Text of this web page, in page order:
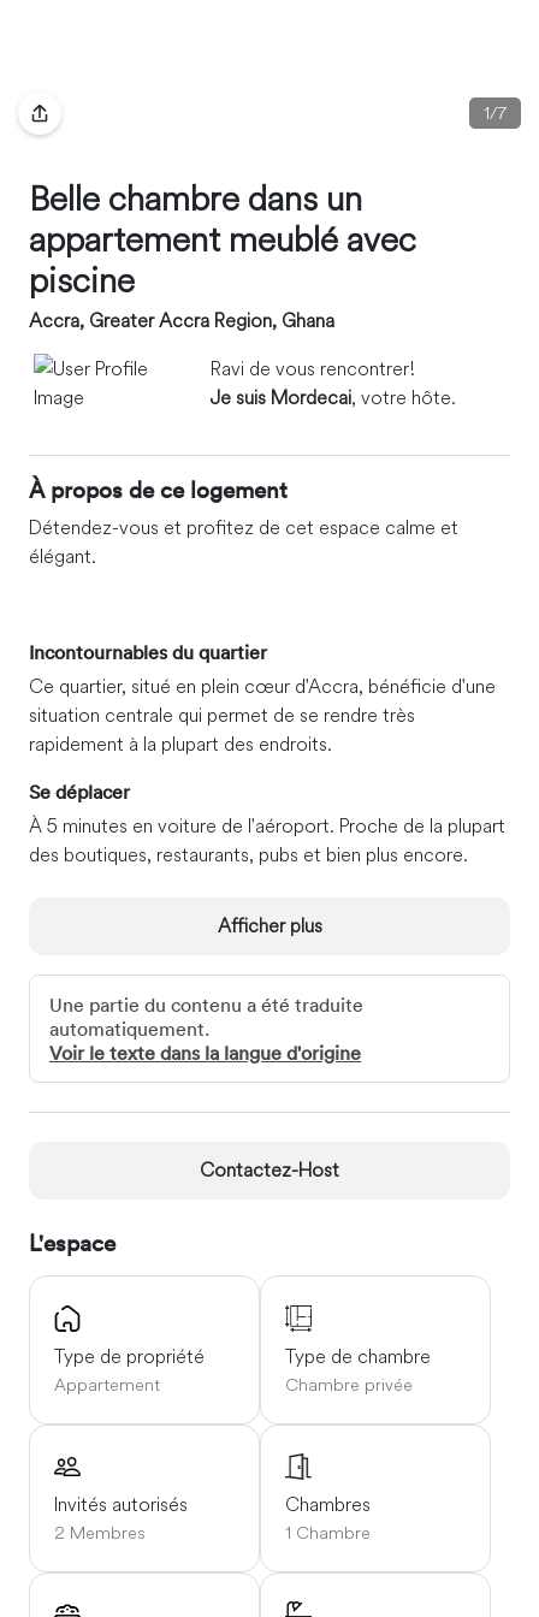
1/7
Belle chambre dans un
appartement meublé avec
piscine
Accra, Greater Accra Region, Ghana
Ravi de vous rencontrer!
Je suis Mordecai, votre hôte.
À propos de ce logement
Détendez-vous et profitez de cet espace calme et
élégant.
Incontournables du quartier
Ce quartier, situé en plein cœur d'Accra, bénéficie d'une
situation centrale qui permet de se rendre très
rapidement à la plupart des endroits.
Se déplacer
À 5 minutes en voiture de l'aéroport. Proche de la plupart
des boutiques, restaurants, pubs et bien plus encore.
Afficher plus
Une partie du contenu a été traduite
automatiquement.
Voir le texte dans la langue d'origine
Contactez-Host
L'espace
Type de propriété
Appartement
Type de chambre
Chambre privée
Invités autorisés
2 Membres
Chambres
1 Chambre